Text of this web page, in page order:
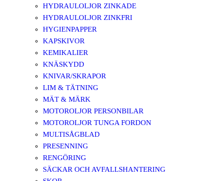
HYDRAULOLJOR ZINKADE
HYDRAULOLJOR ZINKFRI
HYGIENPAPPER
KAPSKIVOR
KEMIKALIER
KNÄSKYDD
KNIVAR/SKRAPOR
LIM & TÄTNING
MÄT & MÄRK
MOTOROLJOR PERSONBILAR
MOTOROLJOR TUNGA FORDON
MULTISÅGBLAD
PRESENNING
RENGÖRING
SÄCKAR OCH AVFALLSHANTERING